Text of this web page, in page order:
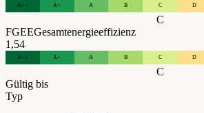
A++ A+ A B C D
C
FGEEGesamtenergieeffizienz
1,54
A++ A+ A B C D
C
Gültig bis
Typ